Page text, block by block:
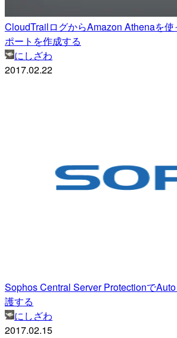
CloudTrailログからAmazon Athenaを
ポートを作成する
にしざわ
2017.02.22
Sophos Central Server Protectionで
護する
にしざわ
2017.02.15